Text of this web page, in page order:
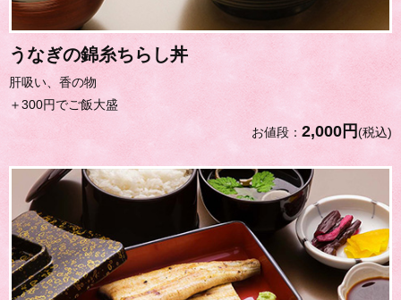
うなぎの錦糸ちらし丼
肝吸い、香の物
＋300円でご飯大盛
お値段： 2,000円(税込)